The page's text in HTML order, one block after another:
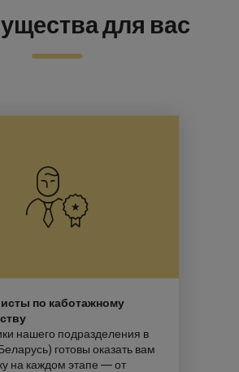
для вас
по каботажному
нашего подразделения в
готовы оказать вам
на каждом этапе — от